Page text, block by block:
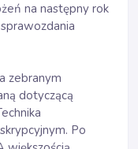
na następny rok
zebranym
dotyczącą
Po